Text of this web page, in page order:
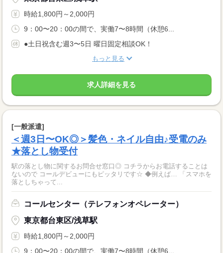
時給1,800円～2,000円
9：00〜20：00の間で、実働7〜8時間（休憩6...
●土日祝含む週3〜5日 曜日固定相談OK！
もっと見る
求人詳細を見る
[一般派遣]
＜週3日〜OK◎＞髪色・ネイル自由♪受電のみ
★落とし物受付
駅の落とし物に関するお問合せ窓口◎ コチラからお電話することは
ないので コールデビューにもピッタリです☆ ◆例えば… 「スマホを
落としちゃって...
コールセンター（テレフォンオペレーター）
東京都台東区/浅草駅
時給1,800円～2,000円
9：00〜20：00の間で、実働7〜8時間（休憩6...